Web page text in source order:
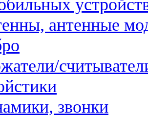
антенные
звонки